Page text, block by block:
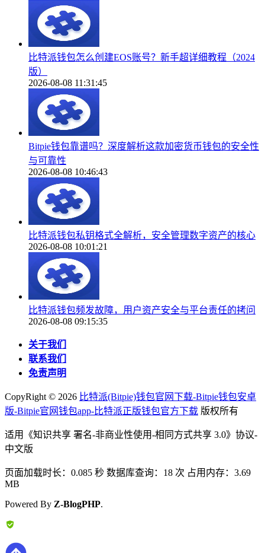
比特派钱包怎么创建EOS账号？新手超详细教程（2024
版）
2026-08-08 11:31:45
Bitpie钱包靠谱吗？深度解析这款加密货币钱包的安全性
与可靠性
2026-08-08 10:46:43
比特派钱包私钥格式全解析，安全管理数字资产的核心
2026-08-08 10:01:21
比特派钱包频发故障，用户资产安全与平台责任的拷问
2026-08-08 09:15:35
关于我们
联系我们
免责声明
CopyRight © 2026 比特派(Bitpie)钱包官网下载-Bitpie钱包安卓
版-Bitpie官网钱包app-比特派正版钱包官方下载 版权所有
适用《知识共享 署名-非商业性使用-相同方式共享 3.0》协议-
中文版
页面加载时长：0.085 秒 数据库查询：18 次 占用内存：3.69
MB
Powered By Z-BlogPHP.